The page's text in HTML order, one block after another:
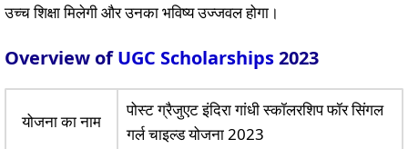
उच्च शिक्षा मिलेगी और उनका भविष्य उज्जवल होगा।
Overview ofUGC Scholarships2023
योजना का नाम
पोस्ट ग्रैजुएट इंदिरा गांधी स्कॉलरशिप फॉर सिंगल
गर्ल चाइल्ड योजना 2023